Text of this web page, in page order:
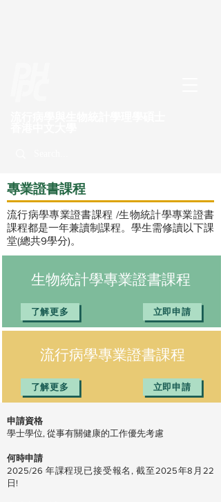
專業證書課程
流行病學專業證書課程 /生物統計學專業證書
課程都是一年兼讀制課程。學生需修讀以下課
堂(總共9學分)。
生物統計學專業證書課程
了解更多 立即申請
流行病學專業證書課程
了解更多 立即申請
申請資格
學士學位, 從事有關健康的工作優先考慮
何時申請
2025/26 年課程現已接受報名, 截至2025年8月22
日 !